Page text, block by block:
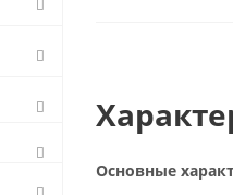
Основные